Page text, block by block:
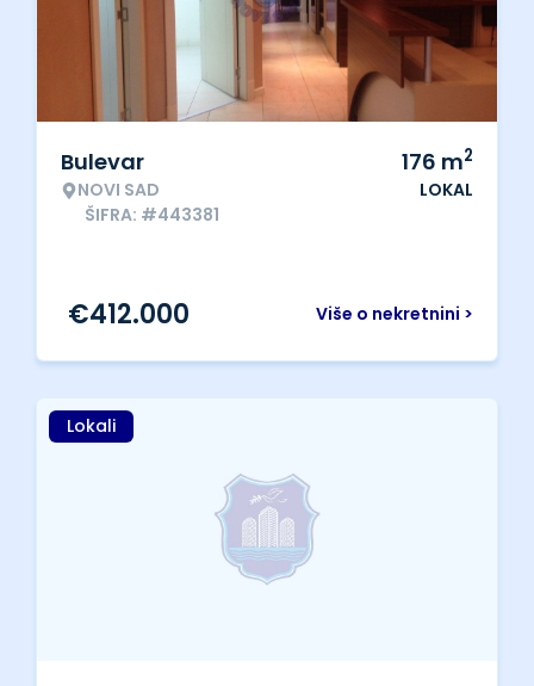
Bulevar
NOVI SAD
ŠIFRA: #443381
176 m2
LOKAL
Više o nekretnini >
€412.000
Lokali